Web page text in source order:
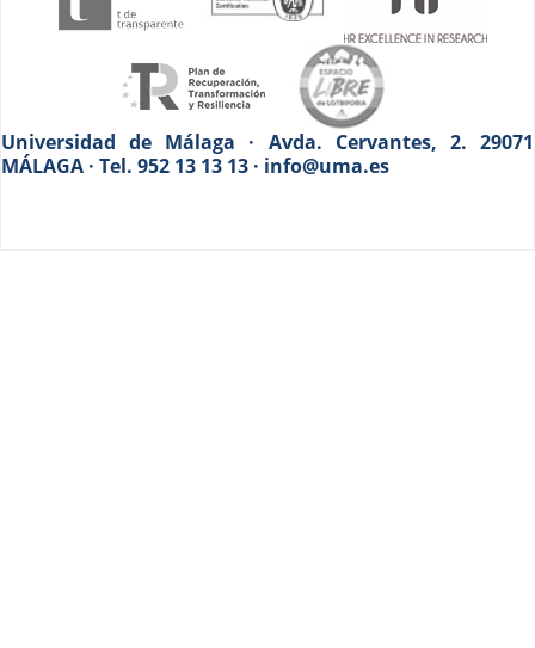
Universidad de Málaga · Avda. Cervantes, 2. 29071
MÁLAGA · Tel. 952 13 13 13 · info@uma.es